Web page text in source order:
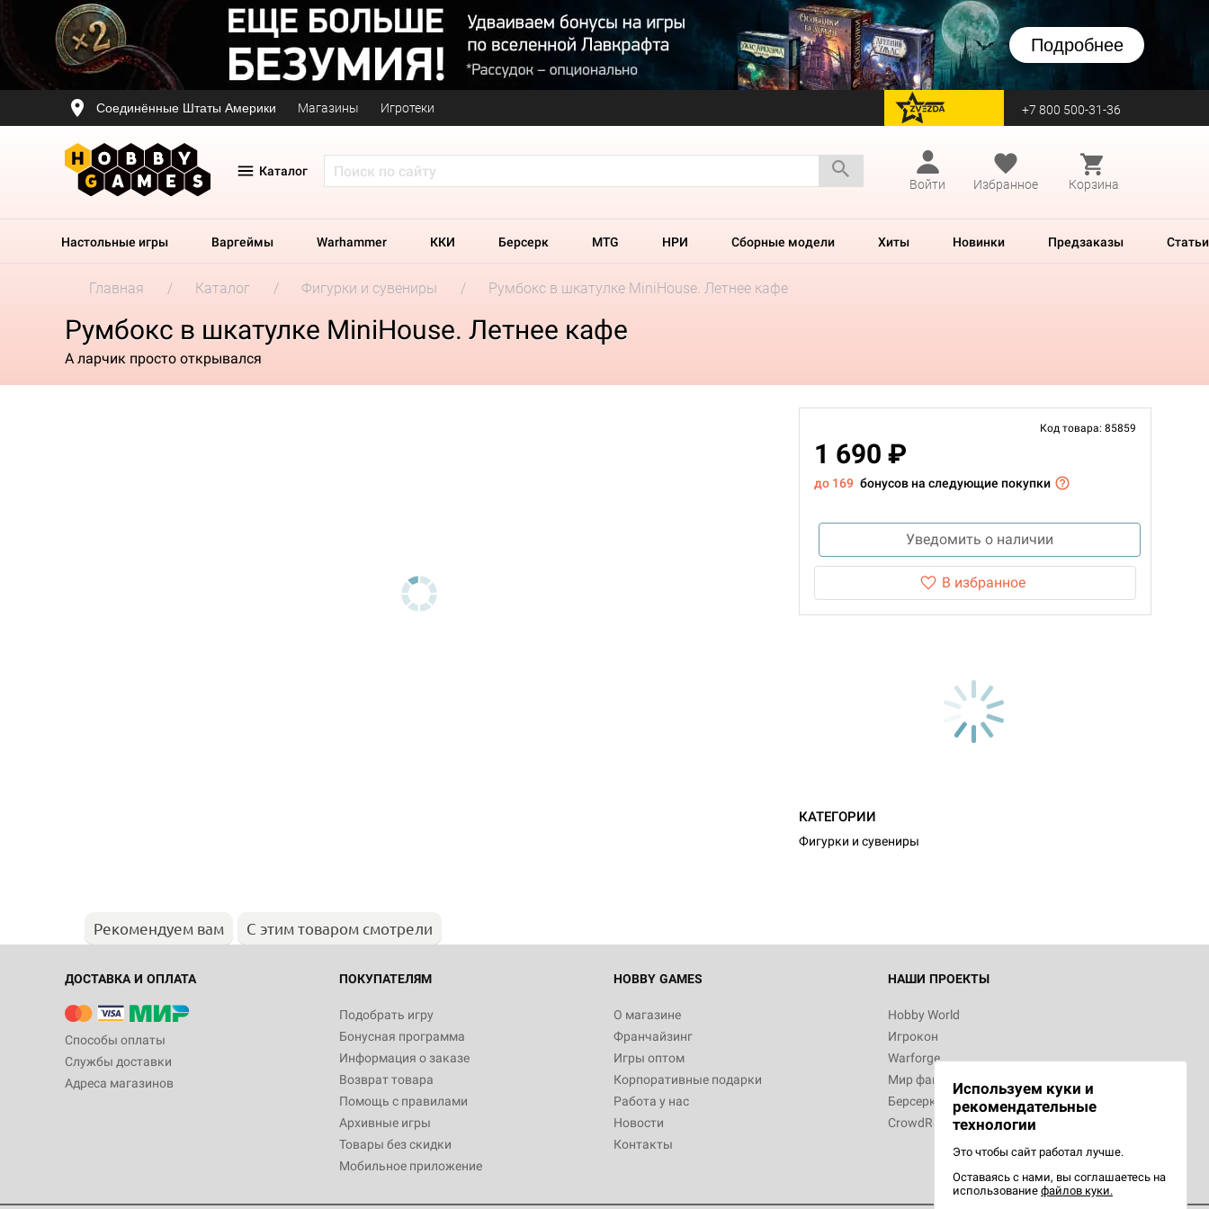
Подробнее
Соединённые Штаты Америки Магазины Игротеки перейти на Zvezda +7 800 500-31-36
Каталог
Войти
Избранное Корзина
Настольные игры Варгеймы Warhammer ККИ Берсерк MTG НРИ Сборные модели Хиты Новинки Предзаказы Статьи
Главная Каталог Фигурки и сувениры Румбокс в шкатулке MiniHouse. Летнее кафе
Румбокс в шкатулке MiniHouse. Летнее кафе
А ларчик просто открывался
Код товара: 85859
1 690 ₽
до 169 бонусов на следующие покупки
Уведомить о наличии
В избранное
КАТЕГОРИИ
Фигурки и сувениры
Рекомендуем вам С этим товаром смотрели
ДОСТАВКА И ОПЛАТА
Способы оплаты
Службы доставки
Адреса магазинов
ПОКУПАТЕЛЯМ
Подобрать игру
Бонусная программа
Информация о заказе
Возврат товара
Помощь с правилами
Архивные игры
Товары без скидки
Мобильное приложение
HOBBY GAMES
О магазине
Франчайзинг
Игры оптом
Корпоративные подарки
Работа у нас
Новости
Контакты
НАШИ ПРОЕКТЫ
Hobby World
Игрокон
Warforge
Мир фантастики
Берсерк
CrowdRepublic
Используем куки и
рекомендательные
технологии
Это чтобы сайт работал лучше.
Оставаясь с нами, вы соглашаетесь на
использование файлов куки.